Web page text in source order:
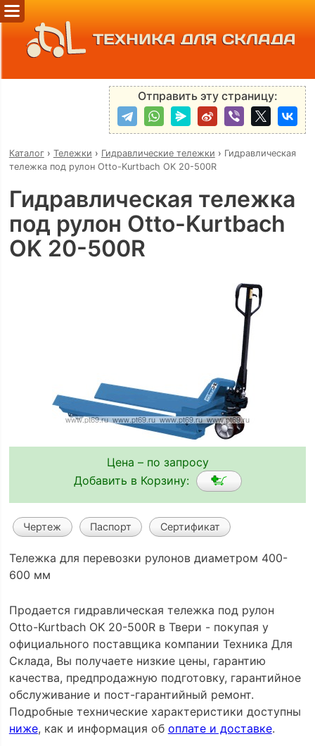
ТЕХНИКА ДЛЯ СКЛАДА
Отправить эту страницу:
Каталог› Тележки › Гидравлические тележки › Гидравлическая
тележка под рулон Otto-Kurtbach OK 20-500R
Гидравлическая тележка
под рулон Otto-Kurtbach
OK 20-500R
Цена – по запросу
Добавить в Корзину:
Чертеж Паспорт Сертификат
Тележка для перевозки рулонов диаметром 400-
600 мм
Продается гидравлическая тележка под рулон
Otto-Kurtbach OK 20-500R в Твери - покупая у
официального поставщика компании Техника Для
Склада, Вы получаете низкие цены, гарантию
качества, предпродажную подготовку, гарантийное
обслуживание и пост-гарантийный ремонт.
Подробные технические характеристики доступны
ниже, как и информация об оплате и доставке.